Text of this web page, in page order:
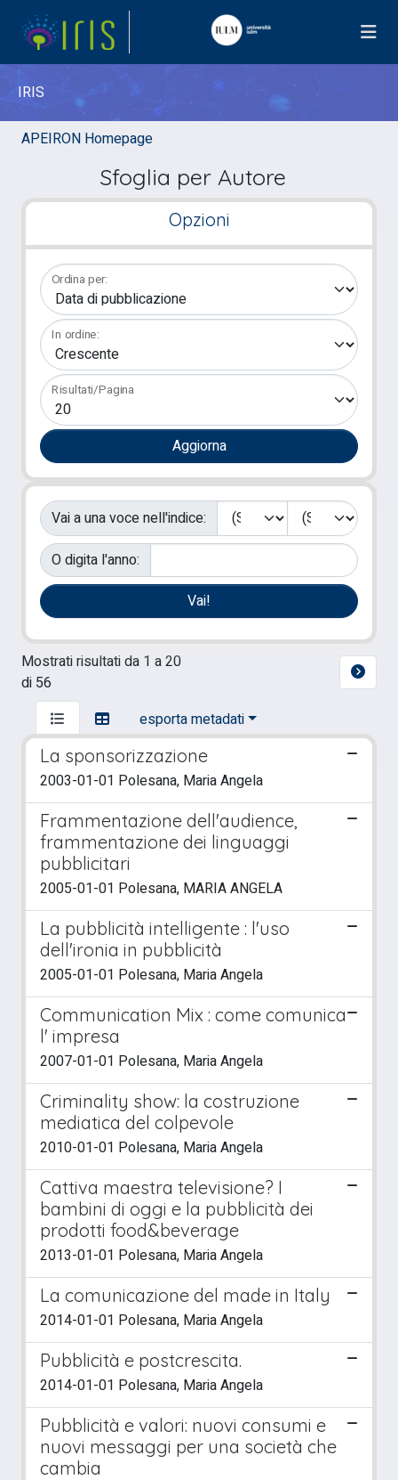
IRIS
APEIRON Homepage
Sfoglia per Autore
Opzioni
Ordina per:
In ordine:
Risultati/Pagina
Vai a una voce nell'indice:
O digita l'anno:
Mostrati risultati da 1 a 20
di 56
esporta metadati
La sponsorizzazione
2003-01-01 Polesana, Maria Angela
Frammentazione dell'audience,
frammentazione dei linguaggi
pubblicitari
2005-01-01 Polesana, MARIA ANGELA
La pubblicità intelligente : l'uso
dell'ironia in pubblicità
2005-01-01 Polesana, Maria Angela
Communication Mix : come comunica
l' impresa
2007-01-01 Polesana, Maria Angela
Criminality show: la costruzione
mediatica del colpevole
2010-01-01 Polesana, Maria Angela
Cattiva maestra televisione? I
bambini di oggi e la pubblicità dei
prodotti food&beverage
2013-01-01 Polesana, Maria Angela
La comunicazione del made in Italy
2014-01-01 Polesana, Maria Angela
Pubblicità e postcrescita.
2014-01-01 Polesana, Maria Angela
Pubblicità e valori: nuovi consumi e
nuovi messaggi per una società che
cambia